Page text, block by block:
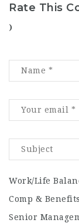
Rate This
)
Work/Life
Comp & Benefits
Senior